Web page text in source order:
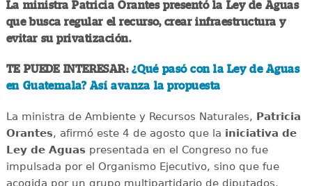
La ministra Patricia Orantes presentó la Ley de Aguas
que busca regular el recurso, crear infraestructura y
evitar su privatización.
TE PUEDE INTERESAR:¿Qué pasó con la Ley de Aguas
en Guatemala? Así avanza la propuesta
La ministra de Ambiente y Recursos Naturales, Patricia
Orantes, afirmó este 4 de agosto que la iniciativa de
Ley de Aguaspresentada en el Congreso no fue
impulsada por el Organismo Ejecutivo, sino que fue
acogida por un grupo multipartidario de diputados,